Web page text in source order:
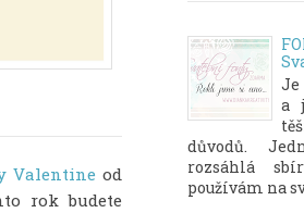
Valentine od
rok budete
Je
a
důvodů.
rozsáhlá
používám na